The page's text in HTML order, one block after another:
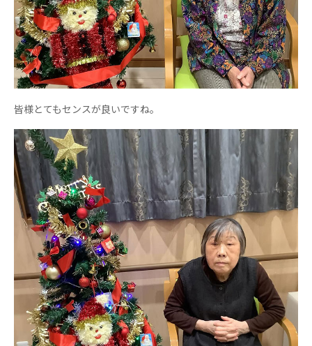
株式会社アメックファーマシー
株式会社エネクト 株式会社 G.com R＆M
海外
共生（大連）商務諮詢有限公司
台灣善合股份有限公司
Angkor-Japan Friendship International
Hospital
クヴィアン小学校・カンボジア日本友好共生クヴ
ィアン中学校
カンボジア日本友好技術教育センター
NGO共生の家
G-COM JOINT STOCK COMPANY
海外子会社・合弁会社
瀋陽長者会
上海介護施設
皆様とてもセンスが良いですね。